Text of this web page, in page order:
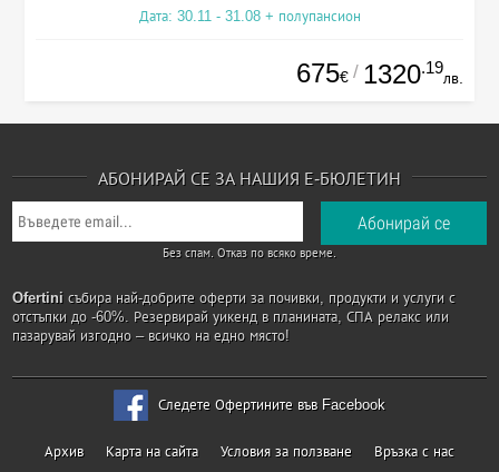
Дата: 30.11 - 31.08 + полупансион
675€ / 1320.19
лв.
АБОНИРАЙ СЕ ЗА НАШИЯ Е-БЮЛЕТИН
Без спам. Отказ по всяко време.
Ofertini събира най-добрите оферти за почивки, продукти и услуги с
отстъпки до -60%. Резервирай уикенд в планината, СПА релакс или
пазарувай изгодно – всичко на едно място!
Следете Офертините във Facebook
Архив Карта на сайта Условия за ползване Връзка с нас